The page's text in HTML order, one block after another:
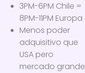
3PM-6PM Chile =
8PM-11PM Europa
Menos poder
adquisitivo que
USA pero
mercado grande